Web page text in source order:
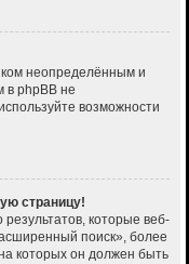
неопределённым и
в phpBB не
возможности
страницу!
которые веб-
поиск», более
которых он должен быть